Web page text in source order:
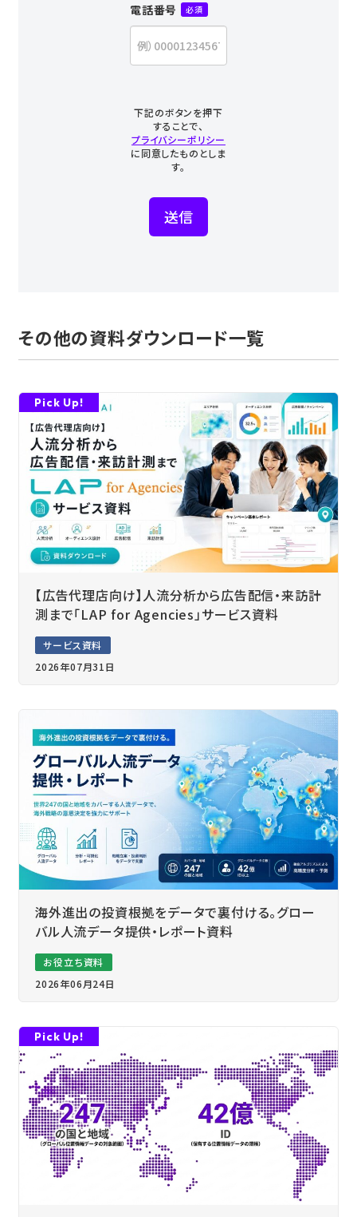
その他の資料ダウンロード一覧
【広告代理店向け】人流分析から広告配信・来訪計
測まで「LAP for Agencies」サービス資料
サービス資料
2026年07月31日
海外進出の投資根拠をデータで裏付ける。グロー
バル人流データ提供・レポート資料
お役立ち資料
2026年06月24日